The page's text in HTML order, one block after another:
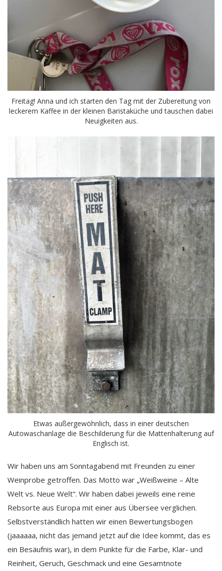
Freitag! Anna und ich starten den Tag mit der Zubereitung von
leckerem Kaffee in der kleinen Baristaküche und tauschen dabei
Neuigkeiten aus.
Etwas außergewöhnlich, dass in einer deutschen
Autowaschanlage die Beschilderung für die Mattenhalterung auf
Englisch ist.
Wir haben uns am Sonntagabend mit Freunden zu einer
Weinprobe getroffen. Das Motto war „Weißweine – Alte
Welt vs. Neue Welt“. Wir haben dabei jeweils eine reine
Rebsorte aus Europa mit einer aus Übersee verglichen.
Selbstverständlich hatten wir einen Bewertungsbogen
(jaaaaaa, nicht das jemand jetzt auf die Idee kommt, das es
ein Besäufnis war), in dem Punkte für die Farbe, Klar- und
Reinheit, Geruch, Geschmack und eine Gesamtnote